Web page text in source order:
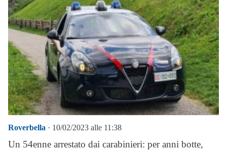
Roverbella · 10/02/2023 alle 11:38
Un 54enne arrestato dai carabinieri: per anni botte,